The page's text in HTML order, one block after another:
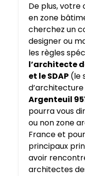
De plus,
en zone
cherchez un
designer ou
les règles
l’architecte
et le SDAP (le
Argenteuil
pourra vous
ou non zone
France et
principaux
avoir
architectes